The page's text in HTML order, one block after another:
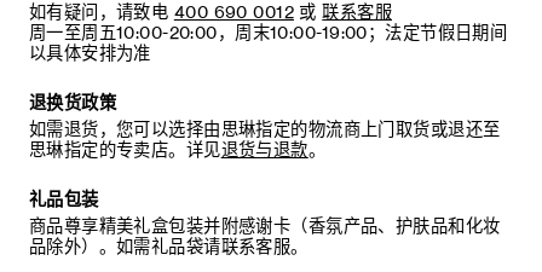
如有疑问，请致电 400 690 0012 或 联系客服
周一至周五10:00-20:00，周末10:00-19:00；法定节假日期间
以具体安排为准
退换货政策
如需退货，您可以选择由思琳指定的物流商上门取货或退还至
思琳指定的专卖店。详见退货与退款。
礼品包装
商品尊享精美礼盒包装并附感谢卡（香氛产品、护肤品和化妆
品除外）。如需礼品袋请联系客服。